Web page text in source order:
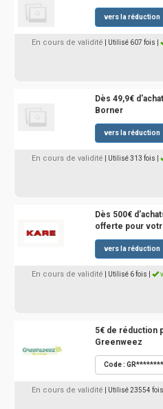
vers la réduction
En cours de validité | Utilisé 607 fois
Dès 49,9€
Borner
vers la réduction
En cours de validité | Utilisé 313 fois
Dès 500€
offerte pour
vers la réduction
En cours de validité | Utilisé 6 fois
5€ de réduction
Greenweez
Code :
En cours de validité | Utilisé 23554 fois